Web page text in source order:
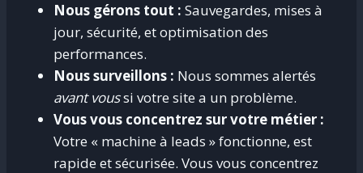
Nous gérons tout : Sauvegardes, mises à
jour, sécurité, et optimisation des
performances.
Nous surveillons : Nous sommes alertés
avant voussi votre site a un problème.
Vous vous concentrez sur votre métier :
Votre « machine à leads » fonctionne, est
rapide et sécurisée. Vous vous concentrez